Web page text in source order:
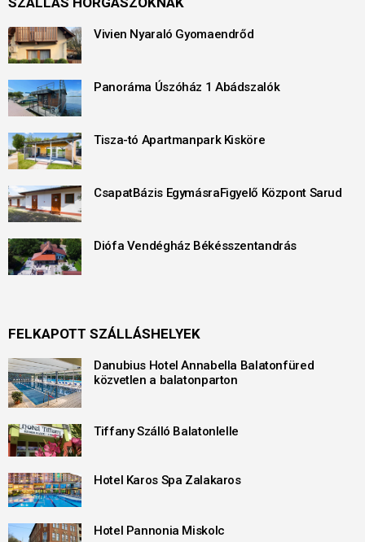
Vivien Nyaraló Gyomaendrőd
Panoráma Úszóház 1 Abádszalók
Tisza-tó Apartmanpark Kisköre
CsapatBázis EgymásraFigyelő Központ Sarud
Diófa Vendégház Békésszentandrás
FELKAPOTT SZÁLLÁSHELYEK
Danubius Hotel Annabella Balatonfüred
közvetlen a balatonparton
Tiffany Szálló Balatonlelle
Hotel Karos Spa Zalakaros
Hotel Pannonia Miskolc